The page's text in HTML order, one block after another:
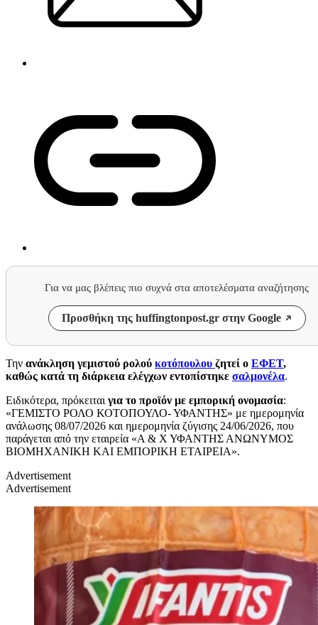
Για να μας βλέπεις πιο συχνά στα αποτελέσματα αναζήτησης
Προσθήκη της huffingtonpost.gr στην Google
Την ανάκληση γεμιστού ρολού κοτόπουλου ζητεί ο ΕΦΕΤ,
καθώς κατά τη διάρκεια ελέγχων εντοπίστηκε σαλμονέλα.
Ειδικότερα, πρόκειται για το προϊόν με εμπορική ονομασία:
«ΓΕΜΙΣΤΟ ΡΟΛΟ ΚΟΤΟΠΟΥΛΟ- ΥΦΑΝΤΗΣ» με ημερομηνία
ανάλωσης 08/07/2026 και ημερομηνία ζύγισης 24/06/2026, που
παράγεται από την εταιρεία «Α & Χ ΥΦΑΝΤΗΣ ΑΝΩΝΥΜΟΣ
ΒΙΟΜΗΧΑΝΙΚΗ ΚΑΙ ΕΜΠΟΡΙΚΗ ΕΤΑΙΡΕΙΑ».
Advertisement
Advertisement